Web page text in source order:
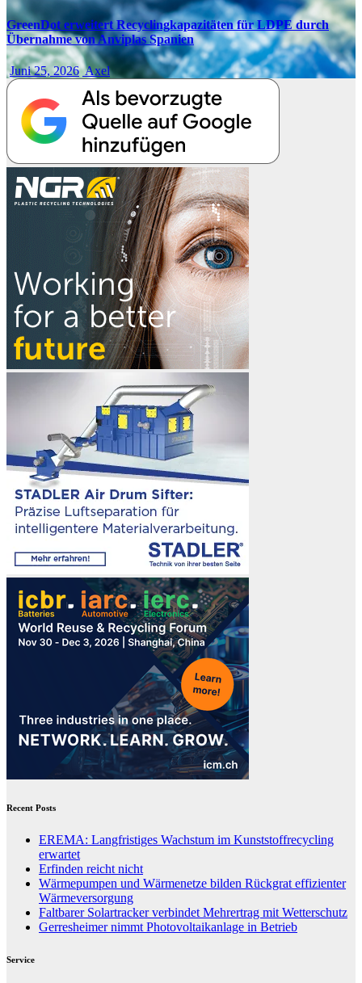
GreenDot erweitert Recyclingkapazitäten für LDPE durch
Übernahme von Anviplas Spanien
Juni 25, 2026 Axel
Recent Posts
EREMA: Langfristiges Wachstum im Kunststoffrecycling
erwartet
Erfinden reicht nicht
Wärmepumpen und Wärmenetze bilden Rückgrat effizienter
Wärmeversorgung
Faltbarer Solartracker verbindet Mehrertrag mit Wetterschutz
Gerresheimer nimmt Photovoltaikanlage in Betrieb
Service